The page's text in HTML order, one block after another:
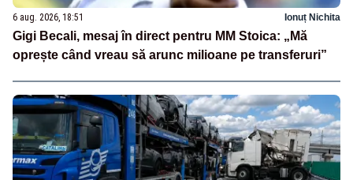
6 aug. 2026, 18:51 Ionuț Nichita
Gigi Becali, mesaj în direct pentru MM Stoica: „Mă
oprește când vreau să arunc milioane pe transferuri”